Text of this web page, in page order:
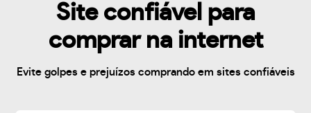
Site confiável para
comprar na internet
Evite golpes e prejuízos comprando em sites confiáveis